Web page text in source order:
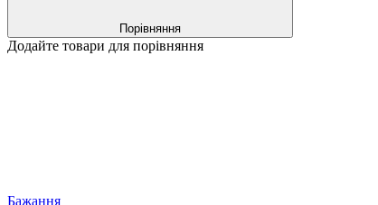
Порівняння
Додайте товари для порівняння
Бажання